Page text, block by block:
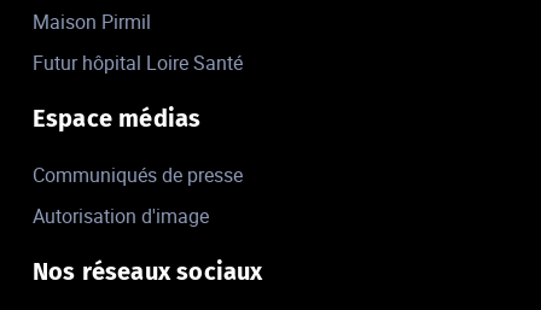
Maison Pirmil
Futur hôpital Loire Santé
Espace médias
Communiqués de presse
Autorisation d'image
Nos réseaux sociaux